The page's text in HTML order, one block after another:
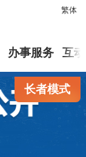
繁体
办事服务 互
长者模式